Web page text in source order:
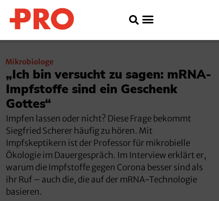
Mikrobiologe
„Ich bin versucht zu sagen: mRNA-
Impfstoffe sind ein Geschenk
Gottes“
Impfen lassen oder nicht? Diese Frage bekommt
Siegfried Scherer häufig zu hören. Mit
Impfskeptikern ist der Professor für mikrobielle
Ökologie im Dauergespräch. Im Interview erklärt er,
warum die Impfstoffe gegen Corona besser sind als
ihr Ruf – auch die, die auf der mRNA-Technologie
basieren.